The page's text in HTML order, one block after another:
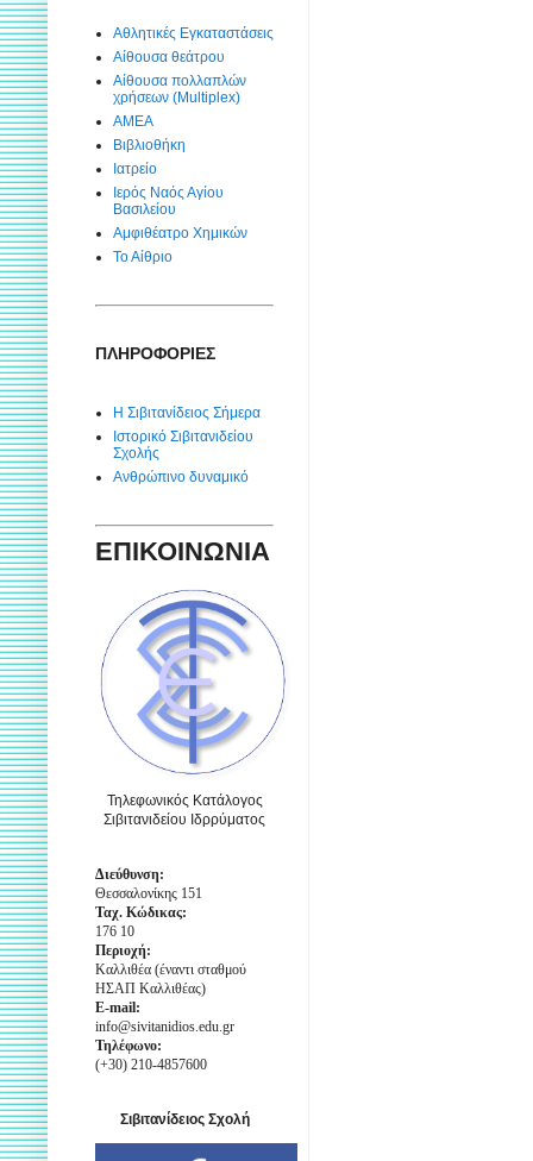
Αθλητικές Εγκαταστάσεις
Αίθουσα θεάτρου
Αίθουσα πολλαπλών
χρήσεων (Multiplex)
ΑΜΕΑ
Βιβλιοθήκη
Ιατρείο
Ιερός Ναός Αγίου
Βασιλείου
Αμφιθέατρο Χημικών
Το Αίθριο
ΠΛΗΡΟΦΟΡΙΕΣ
Η Σιβιτανίδειος Σήμερα
Ιστορικό Σιβιτανιδείου
Σχολής
Ανθρώπινο δυναμικό
ΕΠΙΚΟΙΝΩΝΙΑ
Τηλεφωνικός Κατάλογος
Σιβιτανιδείου Ιδρρύματος
Διεύθυνση:
Θεσσαλονίκης 151
Ταχ. Κώδικας:
176 10
Περιοχή:
Καλλιθέα (έναντι σταθμού
ΗΣΑΠ Καλλιθέας)
E-mail:
info@sivitanidios.edu.gr
Τηλέφωνο:
(+30) 210-4857600
Σιβιτανίδειος Σχολή